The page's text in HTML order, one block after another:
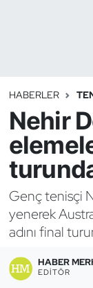
HABERLER
Nehir
Genç tenisçi
yenerek
adını final
HABER
EDITÖR
Binicilik
Bisiklet
Bocce
Boks
Briç